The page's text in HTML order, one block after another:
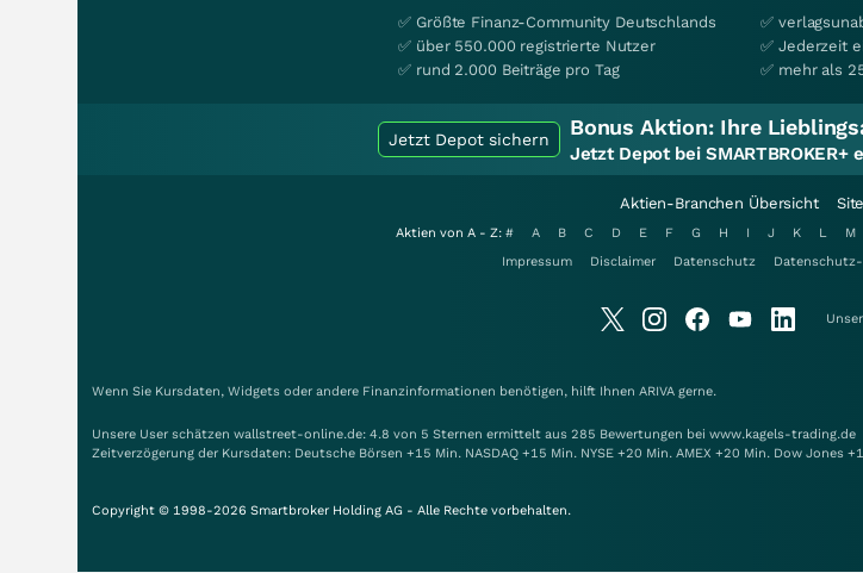
✅ Größte Finanz-Community Deutschlands
✅ über 550.000 registrierte Nutzer
✅ rund 2.000 Beiträge pro Tag
✅
✅ Jederzeit
✅ mehr als
Jetzt Depot sichern Bonus Aktion: Ihre
Jetzt Depot bei
Aktien-Branchen Übersicht
Aktien von A - Z: # A B C D E F G H I J K L M
Impressum
Disclaimer Datenschutz
Wenn Sie Kursdaten, Widgets oder andere Finanzinformationen benötigen, hilft Ihnen ARIVA gerne.
Unsere User schätzen wallstreet-online.de: 4.8 von 5 Sternen ermittelt aus 285 Bewertungen bei www.kagels-trading.de
Zeitverzögerung der Kursdaten: Deutsche Börsen +15 Min. NASDAQ +15 Min. NYSE +20 Min. AMEX +20 Min. Dow Jones
Copyright © 1998-2026 Smartbroker Holding AG - Alle Rechte vorbehalten.